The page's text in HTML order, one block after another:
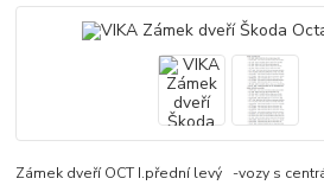
Zámek dveří OCT I.přední levý -vozy s